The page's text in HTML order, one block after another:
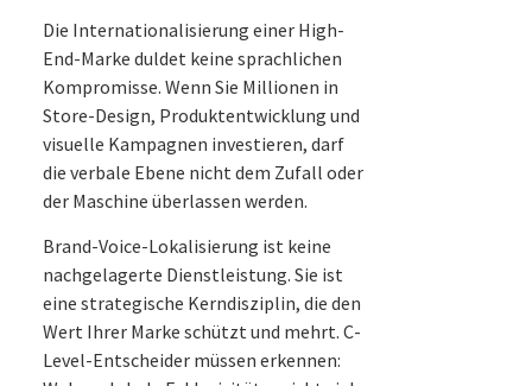
Die Internationalisierung einer High-
End-Marke duldet keine sprachlichen
Kompromisse. Wenn Sie Millionen in
Store-Design, Produktentwicklung und
visuelle Kampagnen investieren, darf
die verbale Ebene nicht dem Zufall oder
der Maschine überlassen werden.
Brand-Voice-Lokalisierung ist keine
nachgelagerte Dienstleistung. Sie ist
eine strategische Kerndisziplin, die den
Wert Ihrer Marke schützt und mehrt. C-
Level-Entscheider müssen erkennen: